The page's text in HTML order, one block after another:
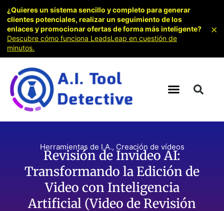
Herramientas de I.A., Creación de vídeos
Revisión de Invideo AI:
Transformando la Edición de
Video con Inteligencia
Artificial (Video de Revisión
¿Quieres un sistema sencillo y completo para generar
clientes potenciales, realizar un seguimiento de los
enlaces y promocionar ofertas de forma más inteligente?
Descubre cómo funciona LeadsLeap en cuestión de
minutos.
×